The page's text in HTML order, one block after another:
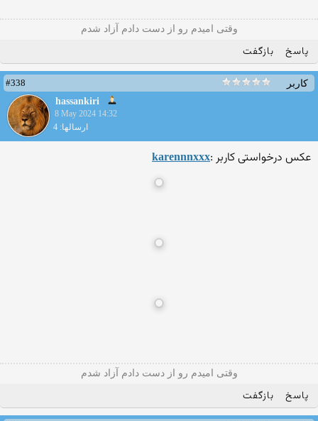
وقتی امیدم رو از دست دادم آزاد شدم
پاسخ بازگفت
کاربر
#338
hassankiri
8 May 2024 14:32
ارسالها: 4
عکس درخواستی کاربر :karennnxxx
وقتی امیدم رو از دست دادم آزاد شدم
پاسخ بازگفت